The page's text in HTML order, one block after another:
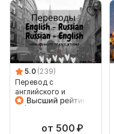
5.0 (239)
Перевод с
английского и
обратно 4000 знаков
от 500 ₽